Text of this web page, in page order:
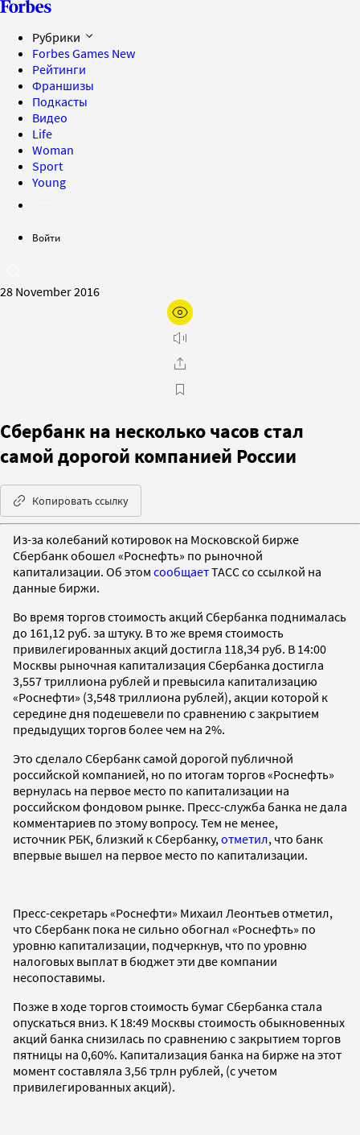
Рубрики
Forbes Games New
Рейтинги
Франшизы
Подкасты
Видео
Life
Woman
Sport
Young
Войти
28 November 2016
Сбербанк на несколько часов стал
самой дорогой компанией России
Копировать ссылку
Из-за колебаний котировок на Московской бирже
Сбербанк обошел «Роснефть» по рыночной
капитализации. Об этом сообщаетТАСС со ссылкой на
данные биржи.
Во время торгов стоимость акций Сбербанка поднималась
до 161,12 руб. за штуку. В то же время стоимость
привилегированных акций достигла 118,34 руб. В 14:00
Москвы рыночная капитализация Сбербанка достигла
3,557 триллиона рублей и превысила капитализацию
«Роснефти» (3,548 триллиона рублей), акции которой к
середине дня подешевели по сравнению с закрытием
предыдущих торгов более чем на 2%.
Это сделало Сбербанк самой дорогой публичной
российской компанией, но по итогам торгов «Роснефть»
вернулась на первое место по капитализации на
российском фондовом рынке. Пресс-служба банка не дала
комментариев по этому вопросу. Тем не менее,
источник РБК, близкий к Сбербанку, отметил, что банк
впервые вышел на первое место по капитализации.
Пресс-секретарь «Роснефти» Михаил Леонтьев отметил,
что Сбербанк пока не сильно обогнал «Роснефть» по
уровню капитализации, подчеркнув, что по уровню
налоговых выплат в бюджет эти две компании
несопоставимы.
Позже в ходе торгов стоимость бумаг Сбербанка стала
опускаться вниз. К 18:49 Москвы стоимость обыкновенных
акций банка снизилась по сравнению с закрытием торгов
пятницы на 0,60%. Капитализация банка на бирже на этот
момент составляла 3,56 трлн рублей, (с учетом
привилегированных акций).